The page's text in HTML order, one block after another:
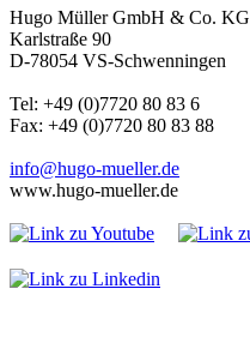
Hugo Müller GmbH & Co. KG
Karlstraße 90
D-78054 VS-Schwenningen
Tel: +49 (0)7720 80 83 6
Fax: +49 (0)7720 80 83 88
info@hugo-mueller.de
www.hugo-mueller.de